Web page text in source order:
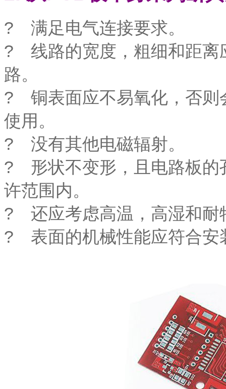
? 满足电气连接要求。
? 线路的宽度，粗细和距离
路。
? 铜表面应不易氧化，否则
使用。
? 没有其他电磁辐射。
? 形状不变形，且电路板的
许范围内。
? 还应考虑高温，高湿和耐
? 表面的机械性能应符合安